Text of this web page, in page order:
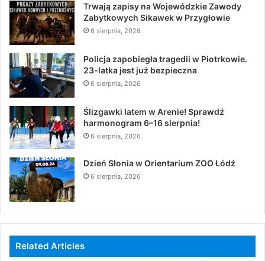
Trwają zapisy na Wojewódzkie Zawody
Zabytkowych Sikawek w Przygłowie
6 sierpnia, 2026
Policja zapobiegła tragedii w Piotrkowie.
23-latka jest już bezpieczna
6 sierpnia, 2026
Ślizgawki latem w Arenie! Sprawdź
harmonogram 6–16 sierpnia!
6 sierpnia, 2026
Dzień Słonia w Orientarium ZOO Łódź
6 sierpnia, 2026
Related Articles